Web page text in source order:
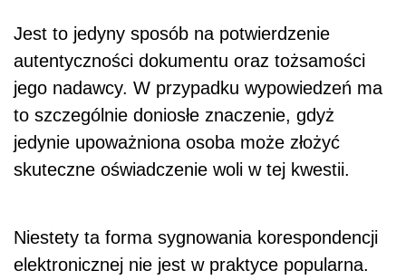
Jest to jedyny sposób na potwierdzenie
autentyczności dokumentu oraz tożsamości
jego nadawcy. W przypadku wypowiedzeń ma
to szczególnie doniosłe znaczenie, gdyż
jedynie upoważniona osoba może złożyć
skuteczne oświadczenie woli w tej kwestii.
Niestety ta forma sygnowania korespondencji
elektronicznej nie jest w praktyce popularna.